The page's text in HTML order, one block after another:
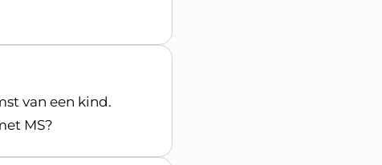
van een kind.
MS?